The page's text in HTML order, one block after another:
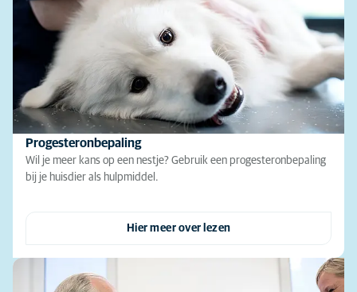
Progesteronbepaling
Wil je meer kans op een nestje? Gebruik een progesteronbepaling
bij je huisdier als hulpmiddel.
Hier meer over lezen